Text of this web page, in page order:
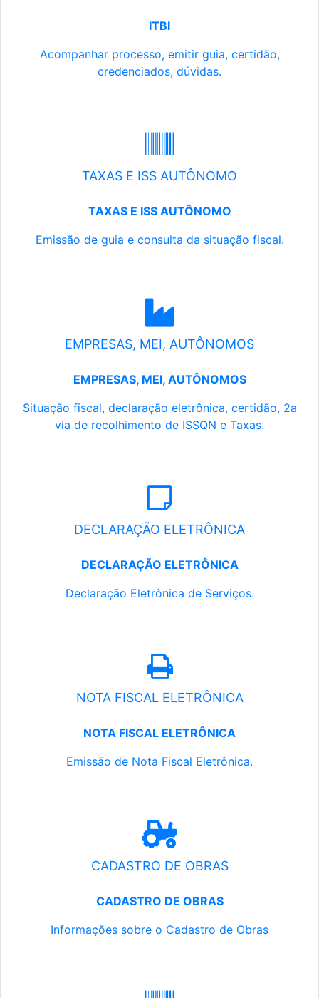
ITBI
Acompanhar processo, emitir guia, certidão,
credenciados, dúvidas.
TAXAS E ISS AUTÔNOMO
TAXAS E ISS AUTÔNOMO
Emissão de guia e consulta da situação fiscal.
EMPRESAS, MEI, AUTÔNOMOS
EMPRESAS, MEI, AUTÔNOMOS
Situação fiscal, declaração eletrônica, certidão, 2a
via de recolhimento de ISSQN e Taxas.
DECLARAÇÃO ELETRÔNICA
DECLARAÇÃO ELETRÔNICA
Declaração Eletrônica de Serviços.
NOTA FISCAL ELETRÔNICA
NOTA FISCAL ELETRÔNICA
Emissão de Nota Fiscal Eletrônica.
CADASTRO DE OBRAS
CADASTRO DE OBRAS
Informações sobre o Cadastro de Obras